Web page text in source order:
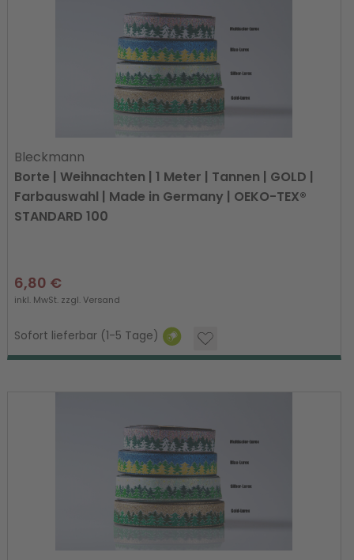
Bleckmann
Borte | Weihnachten | 1 Meter | Tannen | GOLD |
Farbauswahl | Made in Germany | OEKO-TEX®
STANDARD 100
6,80 €
inkl. MwSt. zzgl.Versand
Sofort lieferbar (1-5 Tage)